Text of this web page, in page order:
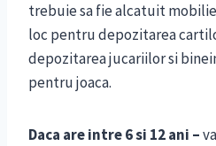
trebuie sa fie alcatuit
loc pentru depozitarea
depozitarea jucariilor si
pentru joaca.
Daca are intre 6 si 12 ani –